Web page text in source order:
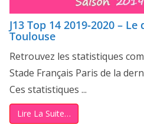
J13 Top 14 2019-2020 –
Toulouse
Retrouvez les statistiques
Stade Français Paris de la
Ces statistiques ...
Lire La Suite…